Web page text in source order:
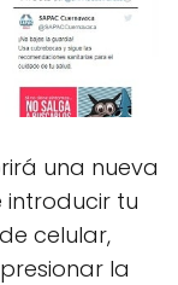
una nueva
tu
celular,
la